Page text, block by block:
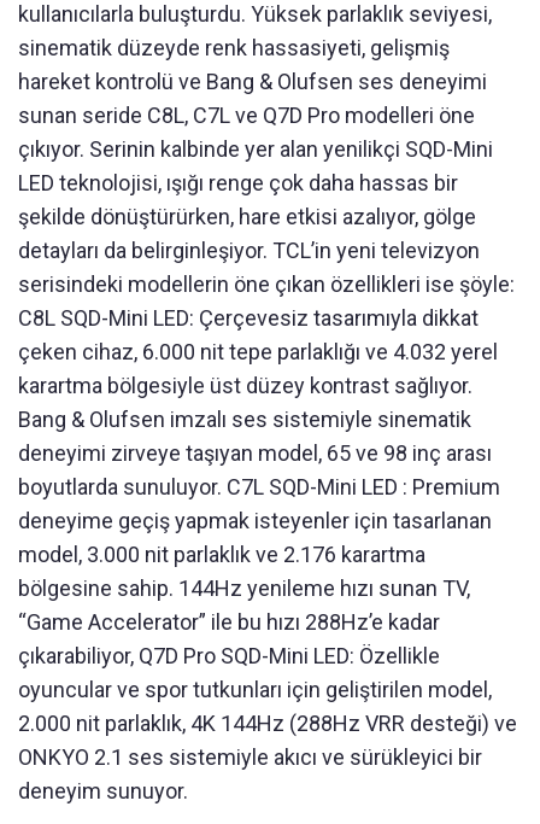
kullanıcılarla buluşturdu. Yüksek parlaklık seviyesi,
sinematik düzeyde renk hassasiyeti, gelişmiş
hareket kontrolü ve Bang & Olufsen ses deneyimi
sunan seride C8L, C7L ve Q7D Pro modelleri öne
çıkıyor. Serinin kalbinde yer alan yenilikçi SQD-Mini
LED teknolojisi, ışığı renge çok daha hassas bir
şekilde dönüştürürken, hare etkisi azalıyor, gölge
detayları da belirginleşiyor. TCL’in yeni televizyon
serisindeki modellerin öne çıkan özellikleri ise şöyle:
C8L SQD-Mini LED: Çerçevesiz tasarımıyla dikkat
çeken cihaz, 6.000 nit tepe parlaklığı ve 4.032 yerel
karartma bölgesiyle üst düzey kontrast sağlıyor.
Bang & Olufsen imzalı ses sistemiyle sinematik
deneyimi zirveye taşıyan model, 65 ve 98 inç arası
boyutlarda sunuluyor. C7L SQD-Mini LED : Premium
deneyime geçiş yapmak isteyenler için tasarlanan
model, 3.000 nit parlaklık ve 2.176 karartma
bölgesine sahip. 144Hz yenileme hızı sunan TV,
“Game Accelerator” ile bu hızı 288Hz’e kadar
çıkarabiliyor, Q7D Pro SQD-Mini LED: Özellikle
oyuncular ve spor tutkunları için geliştirilen model,
2.000 nit parlaklık, 4K 144Hz (288Hz VRR desteği) ve
ONKYO 2.1 ses sistemiyle akıcı ve sürükleyici bir
deneyim sunuyor.